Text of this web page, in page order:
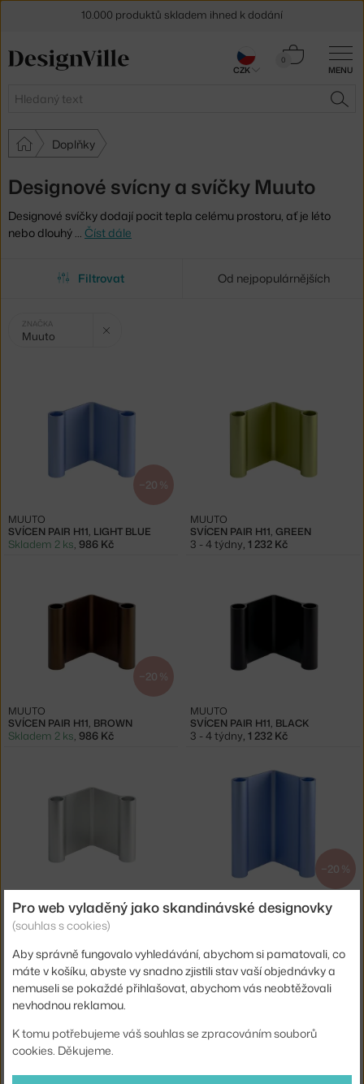
MENU
Hledat
0
Košík
Doplňky
Designové svícny a svíčky Muuto
Designové svíčky dodají pocit tepla celému prostoru, ať je léto
nebo dlouhý … Číst dále
Filtrovat Od nejpopulárnějších
Vybrané
filtry:
ZNAČKA
Muuto
−20 %
SVÍCEN PAIR H11, LIGHT BLUE
MUUTO
Skladem 2 ks 986 Kč
SVÍCEN PAIR H11, GREEN
MUUTO
3 - 4 týdny 1 232 Kč
−20 %
SVÍCEN PAIR H11, BROWN
MUUTO
Skladem 2 ks, 986 Kč
SVÍCEN PAIR H11, BLACK
MUUTO
3 - 4 týdny, 1 232 Kč
SVÍCEN PAIR H11, ALUMINIUM
MUUTO
3 - 4 týdny,1 232 Kč
−20 %
SVÍCEN PAIR H18, LIGHT BLUE
MUUTO
30 dní na vrácení zbožíCZK
Pro web vyladěný jako skandinávské designovky
(souhlas s cookies)
Aby správně fungovalo vyhledávání, abychom si pamatovali, co
máte v košíku, abyste vy snadno zjistili stav vaší objednávky a
nemuseli se pokaždé přihlašovat, abychom vás neobtěžovali
nevhodnou reklamou.
K tomu potřebujeme váš souhlas se zpracováním souborů
cookies. Děkujeme.